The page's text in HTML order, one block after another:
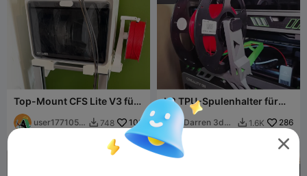
Top-Mount CFS Lite V3 für
SparkX I7 mit
Spulenhalterung
user1771054  748 109
K2 TPU-Spulenhalter für
D3P-Riser
Darren 3d
 1.6K 286
